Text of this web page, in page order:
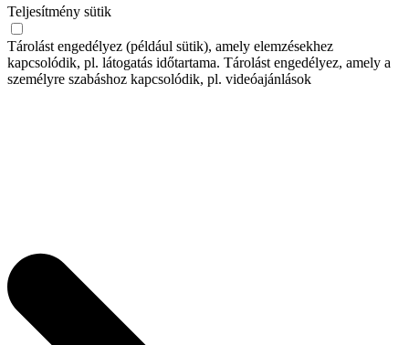
Teljesítmény sütik
Tárolást engedélyez (például sütik), amely elemzésekhez
kapcsolódik, pl. látogatás időtartama. Tárolást engedélyez, amely a
személyre szabáshoz kapcsolódik, pl. videóajánlások